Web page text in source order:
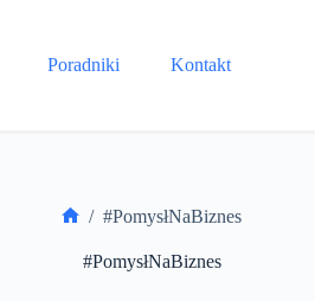
Poradniki Kontakt
główna
/ #PomysłNaBiznes
#PomysłNaBiznes